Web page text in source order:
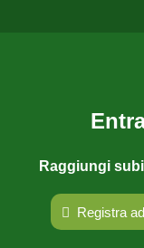
Raggiungi
Registra